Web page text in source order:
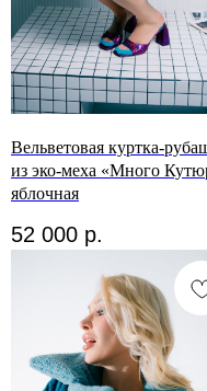
Вельветовая куртка-
из эко-меха «Много
яблочная
52 000 р.